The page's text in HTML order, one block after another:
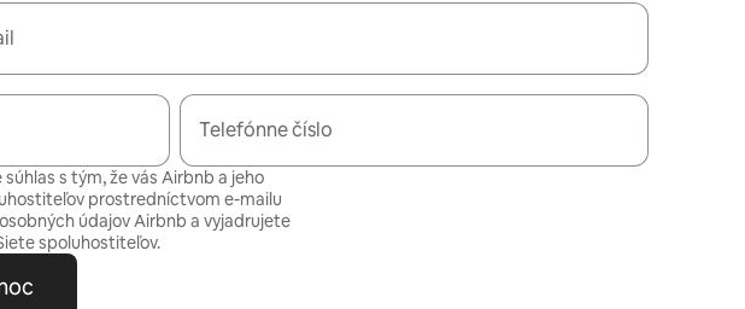
Telefónne číslo
s tým, že vás Airbnb a jeho
prostredníctvom e-mailu
údajovAirbnb a vyjadrujete
spoluhostiteľov.